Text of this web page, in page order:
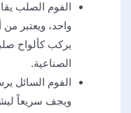
الفوم الصلب
واحد، ويعتبر من
يركب كألواح
الصناعية.
الفوم السائل
ويجف سريعاً